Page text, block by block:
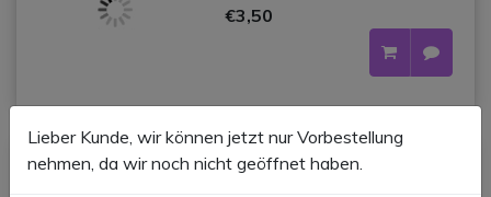
€3,50
201 Tamagod
Lieber Kunde, wir können jetzt nur Vorbestellung
nehmen, da wir noch nicht geöffnet haben.